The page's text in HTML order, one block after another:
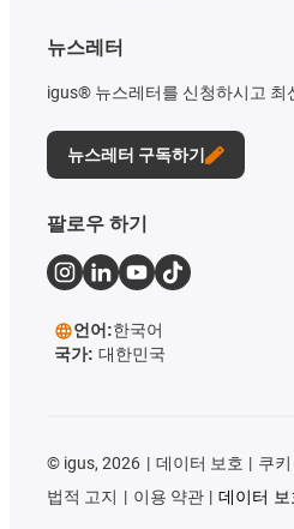
뉴스레터
igus® 뉴스레터를 신청하시고 최
뉴스레터 구독하기
팔로우 하기
언어:한국어
국가: 대한민국
© igus, 2026 데이터 보호 쿠
법적 고지
이용 약관 데이터 보